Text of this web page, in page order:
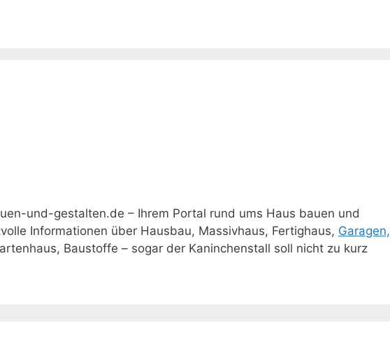
und-gestalten.de – Ihrem Portal rund ums Haus bauen und
Informationen über Hausbau, Massivhaus, Fertighaus, Garagen,
Baustoffe – sogar der Kaninchenstall soll nicht zu kurz